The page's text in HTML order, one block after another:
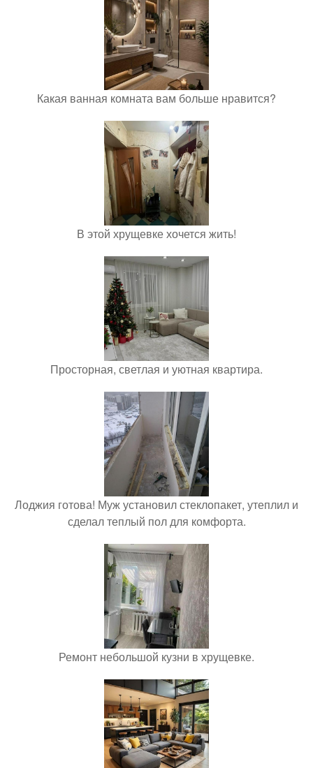
Какая ванная комната вам больше нравится?
В этой хрущевке хочется жить!
Просторная, светлая и уютная квартира.
Лоджия готова! Муж установил стеклопакет, утеплил и
сделал теплый пол для комфорта.
Ремонт небольшой кузни в хрущевке.